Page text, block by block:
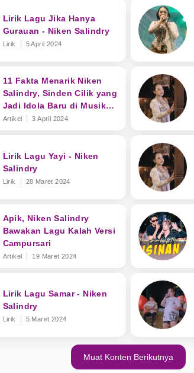
Lirik Lagu Jika Hanya
Gurauan - Niken Salindry
Lirik 5 April 2024
11 Fakta Menarik Niken
Salindry, Sinden Cilik yang
Jadi Idola Baru di Musik
Dangdut
Artikel 3 April 2024
Lirik Lagu Yayi - Niken
Salindry
Lirik 28 Maret 2024
Apik, Niken Salindry
Bawakan Lagu Kalah Versi
Campursari
Artikel 19 Maret 2024
Lirik Lagu Samar - Niken
Salindry
Lirik 5 Maret 2024
Muat Konten Berikutnya